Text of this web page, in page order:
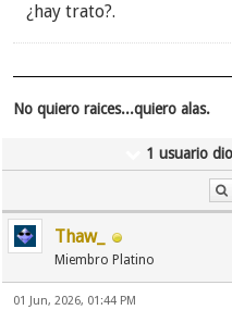
¿hay trato?.
No quiero raices...quiero alas.
1 usuario
Thaw_
Miembro Platino
01 Jun, 2026, 01:44 PM